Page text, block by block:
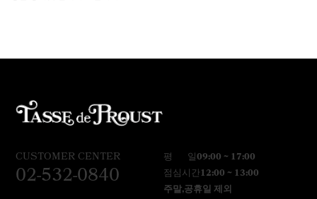
CUSTOMER CENTER
02-532-0840
평 일09:00 ~ 17:00
점심시간12:00 ~ 13:00
주말,공휴일 제외